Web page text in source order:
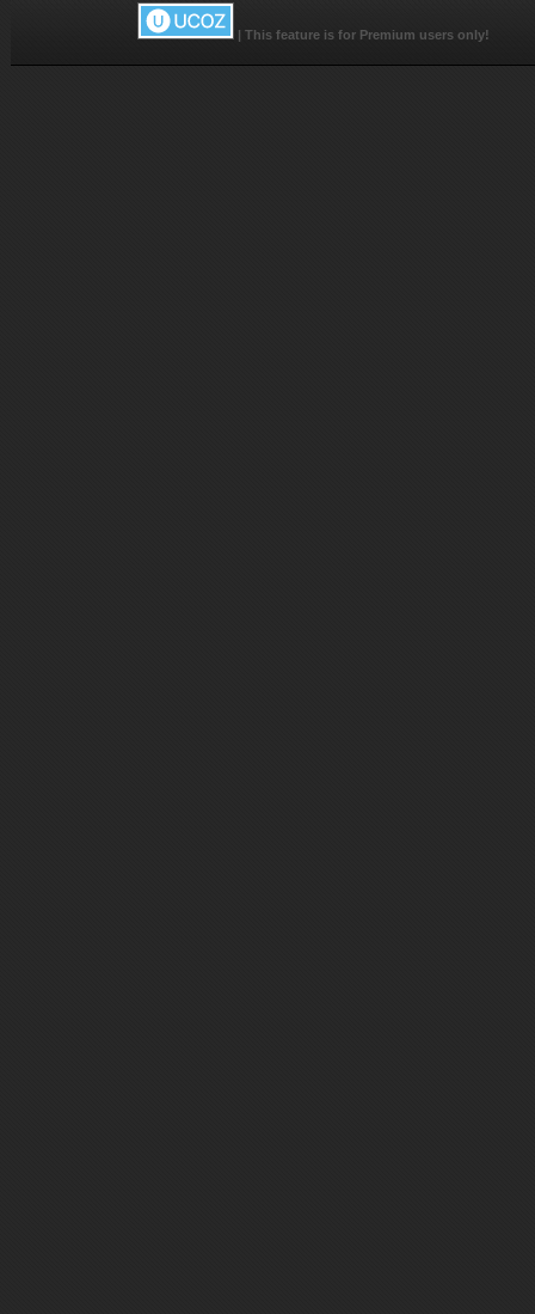
| This feature is for Premium users only!